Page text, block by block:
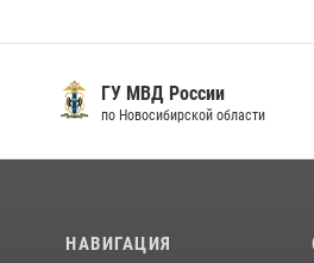
ГУ МВД России
по Новосибирской области
НАВИГАЦИЯ